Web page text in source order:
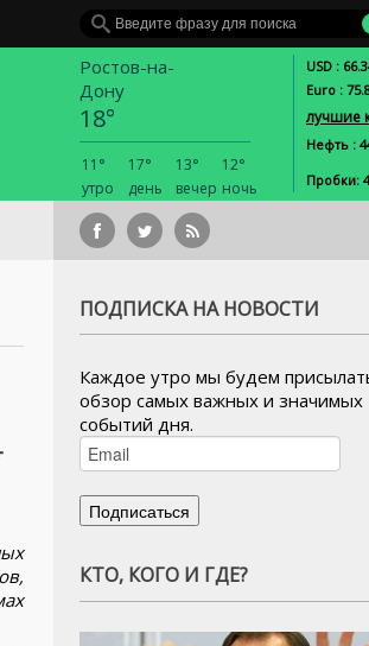
Ростов-на-
Дону
18°
11°
утро
17°
день
13°
вечер
12°
ночь
USD :
Euro :
лучшие
Нефть :
Пробки:
ПОДПИСКА НА НОВОСТИ
Каждое утро мы будем
обзор самых важных и значимых
событий дня.
КТО, КОГО И ГДЕ?